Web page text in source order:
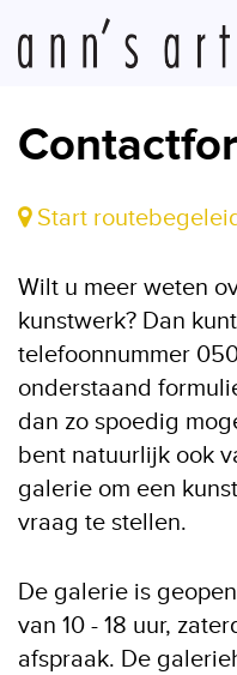
Start
Wilt u meer weten
kunstwerk? Dan
telefoonnummer
onderstaand
dan zo spoedig
bent natuurlijk ook
galerie om een
vraag te stellen.
De galerie is
van 10 - 18 uur,
afspraak. De